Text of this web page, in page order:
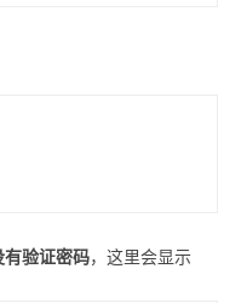
验证密码，这里会显示